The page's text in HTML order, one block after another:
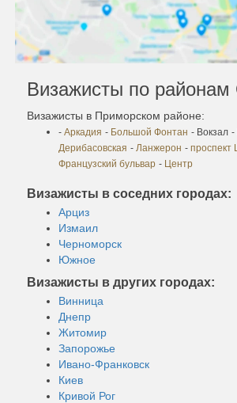
Визажисты по
Визажисты в Приморском районе:
- Аркадия - Большой Фонтан - Вокзал -
Дерибасовская - Ланжерон - проспект
Французский бульвар - Центр
Визажисты в соседних городах:
Арциз
Измаил
Черноморск
Южное
Визажисты в других городах:
Винница
Днепр
Житомир
Запорожье
Ивано-Франковск
Киев
Кривой Рог